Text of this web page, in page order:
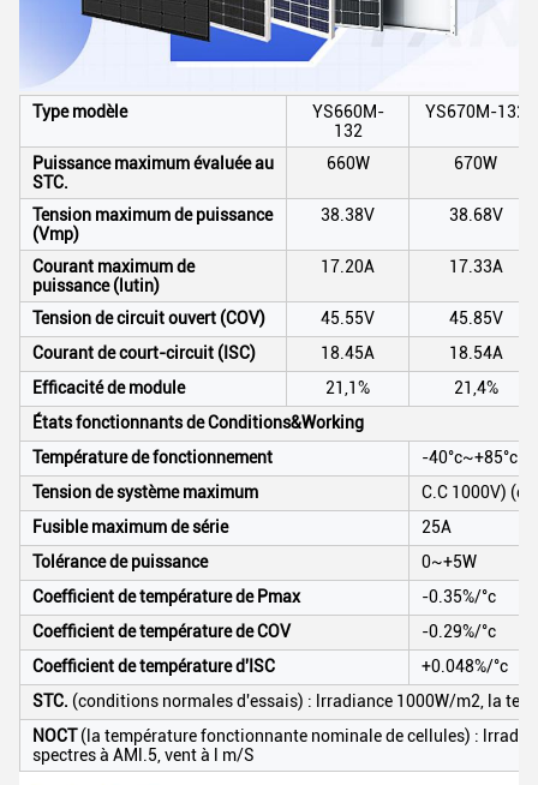
Type modèle
YS660M-
132
YS670M-132
Puissance maximum évaluée au
STC.
660W 670W
Tension maximum de puissance
(Vmp)
38.38V 38.68V
Courant maximum de
puissance (lutin)
17.20A 17.33A
Tension de circuit ouvert (COV) 45.55V
45.85V
Courant de court-circuit (ISC)
18.45A
18.54A
Efficacité de module
21,1%
21,4%
États fonctionnants de Conditions&Working
Température de fonctionnement
-40°c~+85°c
Tension de système maximum
C.C 1000V)
Fusible maximum de série
25A
Tolérance de puissance
0~+5W
Coefficient de température de Pmax
-0.35%/°c
Coefficient de température de COV
-0.29%/°c
Coefficient de température d'ISC
+0.048%/°c
STC. (conditions normales d'essais) : lrradiance 1000W/m2, la
NOCT(la température fonctionnante nominale de cellules) :
spectres à AMl.5, vent à l m/S